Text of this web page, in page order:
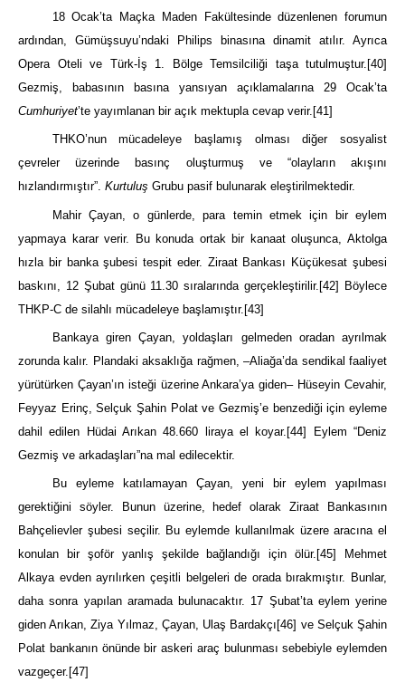
18 Ocak’ta Maçka Maden Fakültesinde düzenlenen forumun
ardından, Gümüşsuyu’ndaki Philips binasına dinamit atılır. Ayrıca
Opera Oteli ve Türk-İş 1. Bölge Temsilciliği taşa tutulmuştur. [40]
Gezmiş, babasının basına yansıyan açıklamalarına 29 Ocak’ta
Cumhuriyet’te yayımlanan bir açık mektupla cevap verir. [41]
THKO’nun mücadeleye başlamış olması diğer sosyalist
çevreler üzerinde basınç oluşturmuş ve “olayların akışını
hızlandırmıştır”. Kurtuluş Grubu pasif bulunarak eleştirilmektedir.
Mahir Çayan, o günlerde, para temin etmek için bir eylem
yapmaya karar verir. Bu konuda ortak bir kanaat oluşunca, Aktolga
hızla bir banka şubesi tespit eder. Ziraat Bankası Küçükesat şubesi
baskını, 12 Şubat günü 11.30 sıralarında gerçekleştirilir. [42] Böylece
THKP-C de silahlı mücadeleye başlamıştır. [43]
Bankaya giren Çayan, yoldaşları gelmeden oradan ayrılmak
zorunda kalır. Plandaki aksaklığa rağmen, –Aliağa’da sendikal faaliyet
yürütürken Çayan’ın isteği üzerine Ankara’ya giden– Hüseyin Cevahir,
Feyyaz Erinç, Selçuk Şahin Polat ve Gezmiş’e benzediği için eyleme
dahil edilen Hüdai Arıkan 48.660 liraya el koyar. [44]
Eylem “Deniz
Gezmiş ve arkadaşları”na mal edilecektir.
Bu eyleme katılamayan Çayan, yeni bir eylem yapılması
gerektiğini söyler. Bunun üzerine, hedef olarak Ziraat Bankasının
Bahçelievler şubesi seçilir. Bu eylemde kullanılmak üzere aracına el
konulan bir şoför yanlış şekilde bağlandığı için ölür. [45]
Mehmet
Alkaya evden ayrılırken çeşitli belgeleri de orada bırakmıştır. Bunlar,
daha sonra yapılan aramada bulunacaktır. 17 Şubat’ta eylem yerine
giden Arıkan, Ziya Yılmaz, Çayan, Ulaş Bardakçı [46] ve Selçuk Şahin
Polat bankanın önünde bir askeri araç bulunması sebebiyle eylemden
vazgeçer. [47]